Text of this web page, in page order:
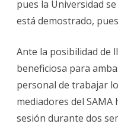
pues la Universidad
está demostrado,
Ante la posibilidad de
beneficiosa para
personal de trabajar
mediadores del
sesión durante dos